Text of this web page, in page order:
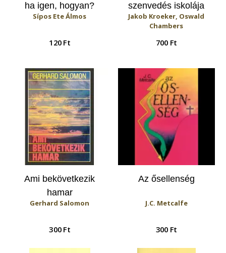
ha igen, hogyan?
Sípos Ete Álmos
120 Ft
szenvedés iskolája
Jakob Kroeker, Oswald
Chambers
700 Ft
Ami bekövetkezik
hamar
Gerhard Salomon
300 Ft
Az ősellenség
J.C. Metcalfe
300 Ft